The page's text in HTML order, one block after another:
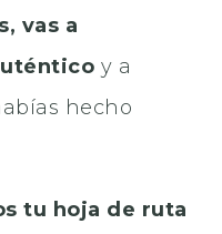
vas a
y a
hecho
tu hoja de ruta